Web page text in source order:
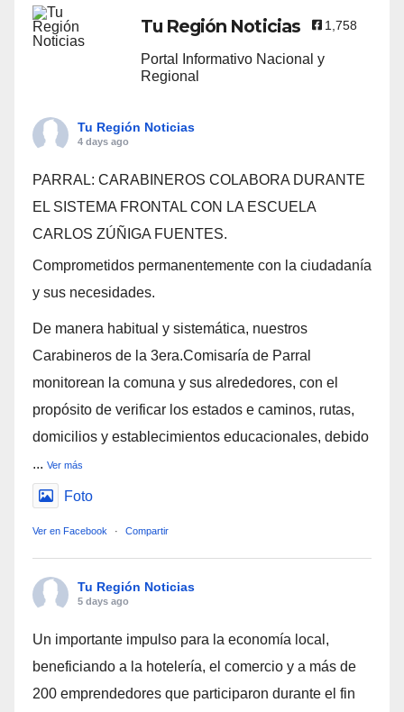
Tu Región Noticias 1,758
Portal Informativo Nacional y
Regional
Tu Región Noticias
4 days ago
PARRAL: CARABINEROS COLABORA DURANTE
EL SISTEMA FRONTAL CON LA ESCUELA
CARLOS ZÚÑIGA FUENTES.
Comprometidos permanentemente con la ciudadanía
y sus necesidades.
De manera habitual y sistemática, nuestros
Carabineros de la 3era.Comisaría de Parral
monitorean la comuna y sus alrededores, con el
propósito de verificar los estados e caminos, rutas,
domicilios y establecimientos educacionales, debido
... Ver más
Foto
Ver en Facebook · Compartir
Tu Región Noticias
5 days ago
Un importante impulso para la economía local,
beneficiando a la hotelería, el comercio y a más de
200 emprendedores que participaron durante el fin